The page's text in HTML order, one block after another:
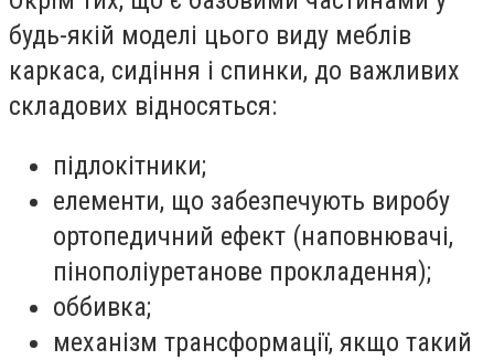
будь-якій моделі цього виду меблів
каркаса, сидіння і спинки, до важливих
складових відносяться:
підлокітники;
елементи, що забезпечують виробу
ортопедичний ефект (наповнювачі,
пінополіуретанове прокладення);
оббивка;
механізм трансформації, якщо такий